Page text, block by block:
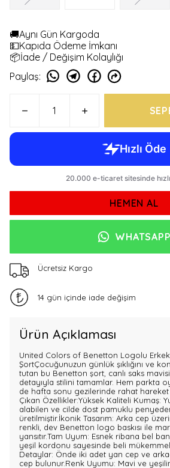
🚚Aynı Gün Kargoda
💵Kapıda Ödeme İmkanı
📦İade / Değişim Kolaylığı
Paylaş:
HEMEN AL
WHATSAPP
Ücretsiz Kargo
14 gün içinde iade değişim
Ürün Açıklaması
United Colors of Benetton Logolu
ŞortÇocuğunuzun günlük şıklığını ve
tutan bu Benetton şort, canlı saks
detayıyla stilini tamamlar. Hem parkta
de hafta sonu gezilerinde rahat hareket
Çıkan Özellikler:Yüksek Kaliteli Kumaş:
alabilen ve cilde dost pamuklu
üretilmiştir.İkonik Tasarım: Arka cep
renkli, dev Benetton logo baskısı ile
yansıtır.Tam Uyum: Esnek ribana bel
yeşil kordonu sayesinde beli
Detaylar: Önde iki adet yan cep ve
cep bulunur.Renk Uyumu: Mavi ve